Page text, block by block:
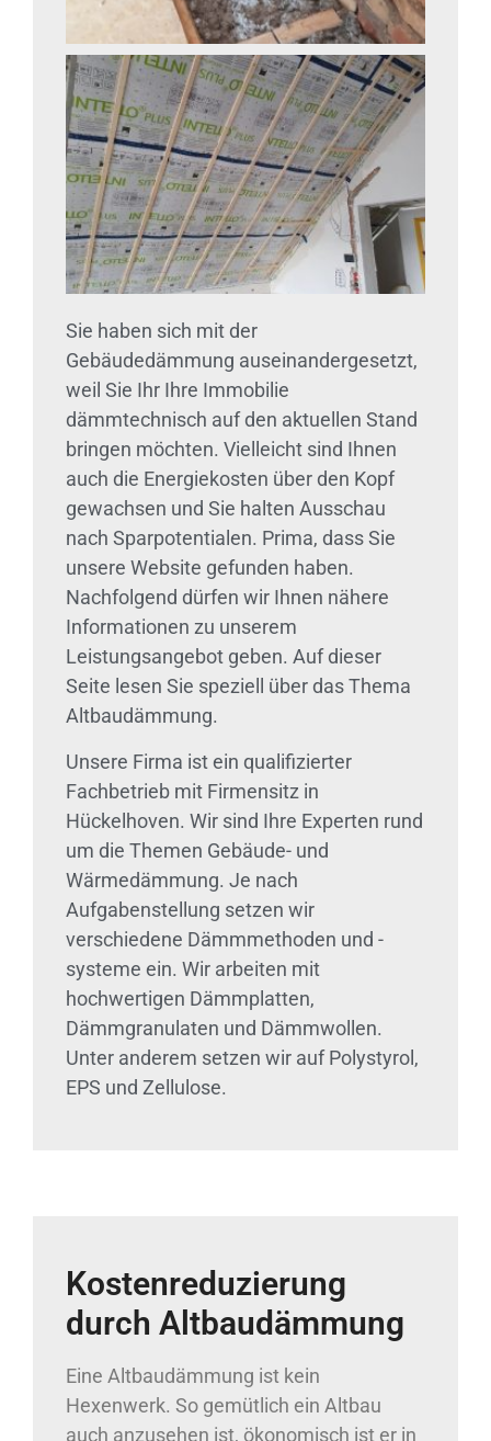
Sie haben sich mit der
Gebäudedämmung auseinandergesetzt,
weil Sie Ihr Ihre Immobilie
dämmtechnisch auf den aktuellen Stand
bringen möchten. Vielleicht sind Ihnen
auch die Energiekosten über den Kopf
gewachsen und Sie halten Ausschau
nach Sparpotentialen. Prima, dass Sie
unsere Website gefunden haben.
Nachfolgend dürfen wir Ihnen nähere
Informationen zu unserem
Leistungsangebot geben. Auf dieser
Seite lesen Sie speziell über das Thema
Altbaudämmung.
Unsere Firma ist ein qualifizierter
Fachbetrieb mit Firmensitz in
Hückelhoven. Wir sind Ihre Experten rund
um die Themen Gebäude- und
Wärmedämmung. Je nach
Aufgabenstellung setzen wir
verschiedene Dämmmethoden und -
systeme ein. Wir arbeiten mit
hochwertigen Dämmplatten,
Dämmgranulaten und Dämmwollen.
Unter anderem setzen wir auf Polystyrol,
EPS und Zellulose.
Kostenreduzierung
durch Altbaudämmung
Eine Altbaudämmung ist kein
Hexenwerk. So gemütlich ein Altbau
auch anzusehen ist, ökonomisch ist er in